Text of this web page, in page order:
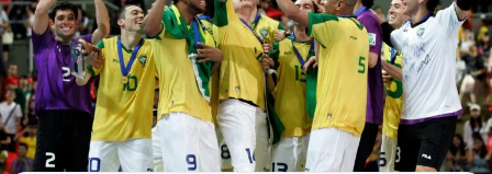
FUTEBOL NACIONAL
FUTEBOL INTERNACIONAL
COMO APOSTAR